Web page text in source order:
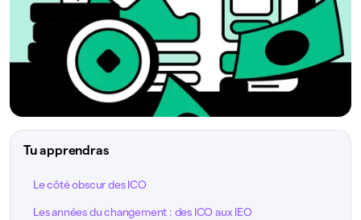
Tu apprendras
Le côté obscur des ICO
Les années du changement : des ICO aux IEO